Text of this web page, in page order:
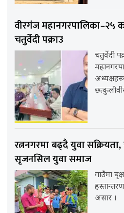
वीरगंज महानगरपालिका–२५
चतुर्वेदी पक्राउ
चतुर्वेदी
रत्ननगरमा बढ्दै युवा
सृजनसिल युवा समाज
गाउँमा
असार ।